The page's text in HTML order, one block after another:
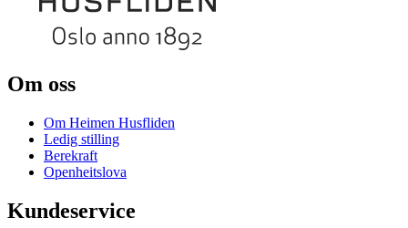
Om oss
Om Heimen Husfliden
Ledig stilling
Berekraft
Openheitslova
Kundeservice